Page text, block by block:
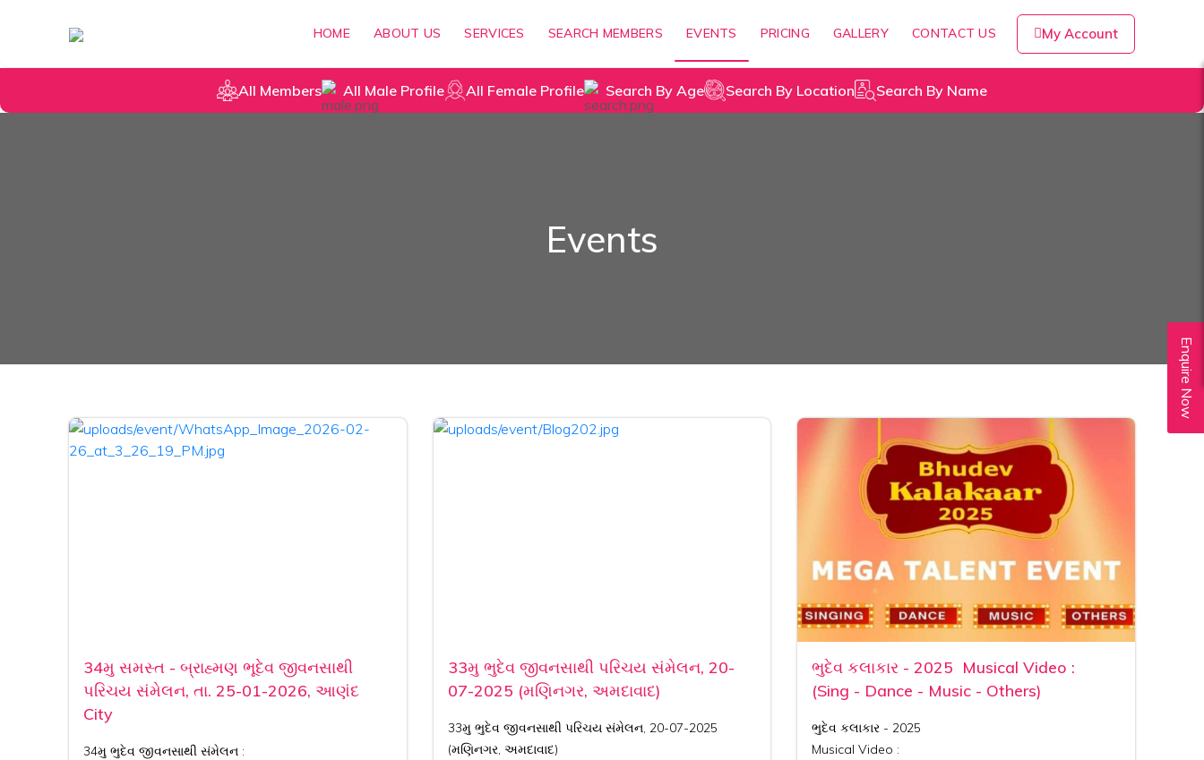
HOME ABOUT US SERVICES SEARCH MEMBERS EVENTS PRICING GALLERY CONTACT US My Account
All Members All Male Profile All Female Profile Search By Age Search By Location Search By Name
Events
34મુ સમસ્ત - બ્રાહ્મણ ભૂદેવ જીવનસાથી
પરિચય સંમેલન, તા. 25-01-2026, આણંદ
City
34મુ ભુદેવ જીવનસાથી સંમેલન :
33મુ ભુદેવ જીવનસાથી પરિચય સંમેલન, 20-
07-2025 (મણિનગર, અમદાવાદ)
33મુ ભુદેવ જીવનસાથી પરિચય સંમેલન, 20-07-2025
(મણિનગર, અમદાવાદ)
ભુદેવ કલાકાર - 2025 Musical Video :
(Sing - Dance - Music - Others)
ભુદેવ કલાકાર - 2025
Musical Video :
Enquire Now